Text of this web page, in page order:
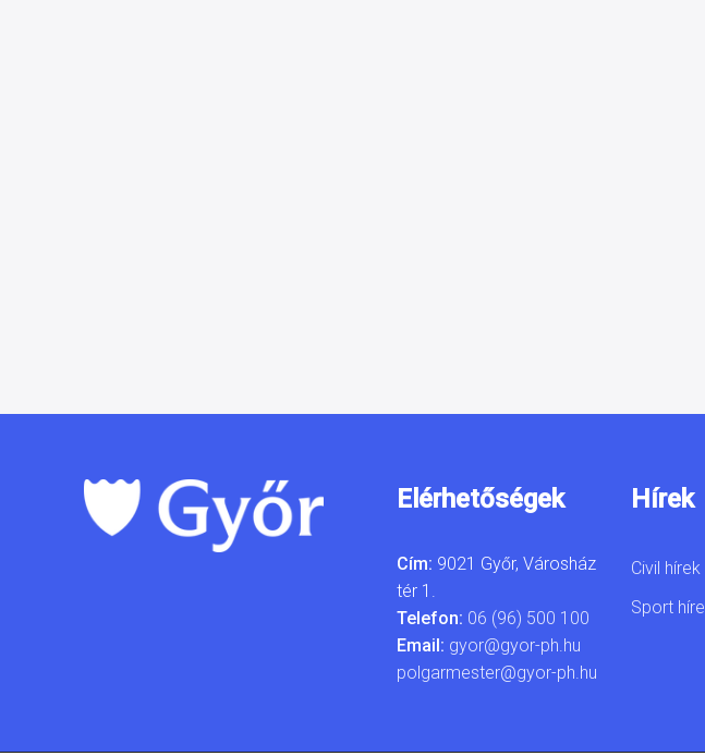
Elérhetőségek
Cím: 9021 Győr, Városház
tér 1.
Telefon: 06 (96) 500 100
Email: gyor@gyor-ph.hu
polgarmester@gyor-ph.hu
Hírek
Civil hírek
Sport